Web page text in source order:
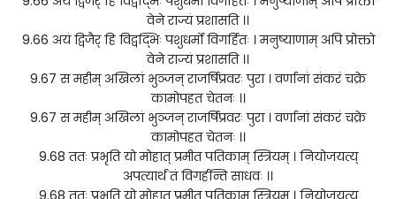
वेने राज्यं प्रशासति ।।
9.66 अयं द्विजैर् हि विद्वद्भिः पशुधर्मो विगर्हितः । मनुष्याणाम् अपि प्रोक्तो
वेने राज्यं प्रशासति ।।
9.67 स महीम् अखिलां भुञ्जन् राजर्षिप्रवरः पुरा । वर्णानां संकरं चक्रे
कामोपहत चेतनः ।।
9.67 स महीम् अखिलां भुञ्जन् राजर्षिप्रवरः पुरा । वर्णानां संकरं चक्रे
कामोपहत चेतनः ।।
9.68 ततः प्रभृति यो मोहात् प्रमीत पतिकाम् स्त्रियम् । नियोजयत्य्
अपत्यार्थं तं विगर्हन्ति साधवः ।।
9.68 ततः प्रभृति यो मोहात् प्रमीत पतिकाम् स्त्रियम् । नियोजयत्य्